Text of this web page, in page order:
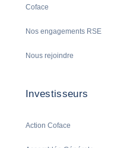
Coface
Nos engagements RSE
Nous rejoindre
Investisseurs
Action Coface